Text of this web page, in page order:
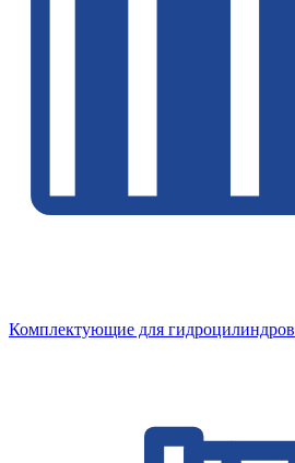
Комплектующие для гидроцилиндров